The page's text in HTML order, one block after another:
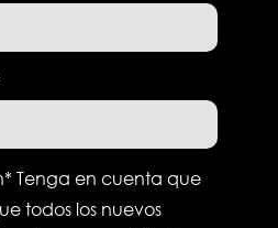
Tenga en cuenta que
todos los nuevos